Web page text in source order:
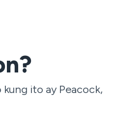
ito ay Peacock,